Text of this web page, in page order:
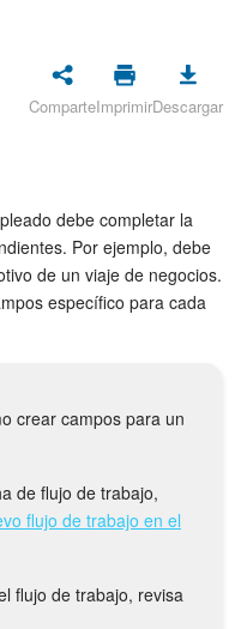
ComparteImprimirDescargar
debe completar la
Por ejemplo, debe
de un viaje de negocios.
específico para cada
crear campos para un
de flujo de trabajo,
flujo de trabajo en el
flujo de trabajo, revisa